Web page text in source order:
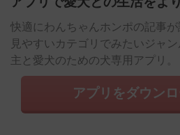
快適にわんちゃんホンポの記事が
見やすいカテゴリでみたいジャ
主と愛犬のための犬専用アプリ。
アプリをダウン